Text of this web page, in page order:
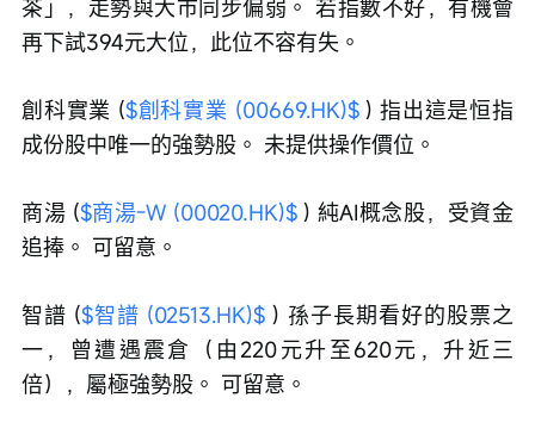
茶」，走勢與大市同步偏弱。 若指數不好，有機會
再下試394元大位，此位不容有失。
創科實業 ($創科實業 (00669.HK)$ ) 指出這是恒指
成份股中唯一的強勢股。 未提供操作價位。
商湯 ($商湯-W (00020.HK)$ ) 純AI概念股，受資金
追捧。 可留意。
智譜 ($智譜 (02513.HK)$ ) 孫子長期看好的股票之
一，曾遭遇震倉（由220元升至620元，升近三
倍），屬極強勢股。 可留意。